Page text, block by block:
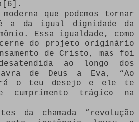
que podemos tornar
a da igual dignidade da
Essa igualdade, como
do projeto originário
de Cristo, mas foi
ao longo dos
de Deus a Eva, “Ao
o teu desejo e ele te
cumprimento trágico na
da chamada “revolução